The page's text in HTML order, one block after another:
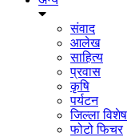
संवाद
आलेख
साहित्य
प्रवास
कृषि
पर्यटन
जिल्ला विशेष
फोटो फिचर